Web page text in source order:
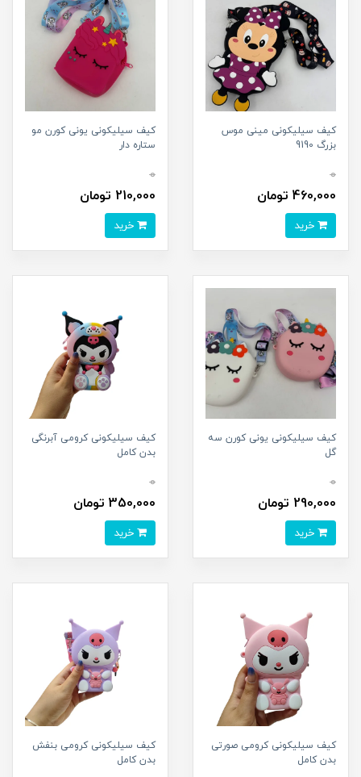
کیف سیلیکونی مینی موس
بزرگ 9190
0
460,000 تومان
کیف سیلیکونی یونی کورن مو
ستاره دار
0
210,000 تومان
کیف سیلیکونی یونی کورن سه
گل
0
290,000 تومان
کیف سیلیکونی کرومی آبرنگی
بدن کامل
0
350,000 تومان
کیف سیلیکونی کرومی صورتی
بدن کامل
کیف سیلیکونی کرومی بنفش
بدن کامل